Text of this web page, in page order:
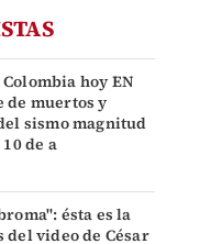
hoy EN
de muertos y
sismo magnitud
de a
ésta es la
del video de César